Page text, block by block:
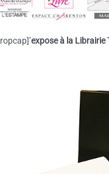
expose à la Librairie